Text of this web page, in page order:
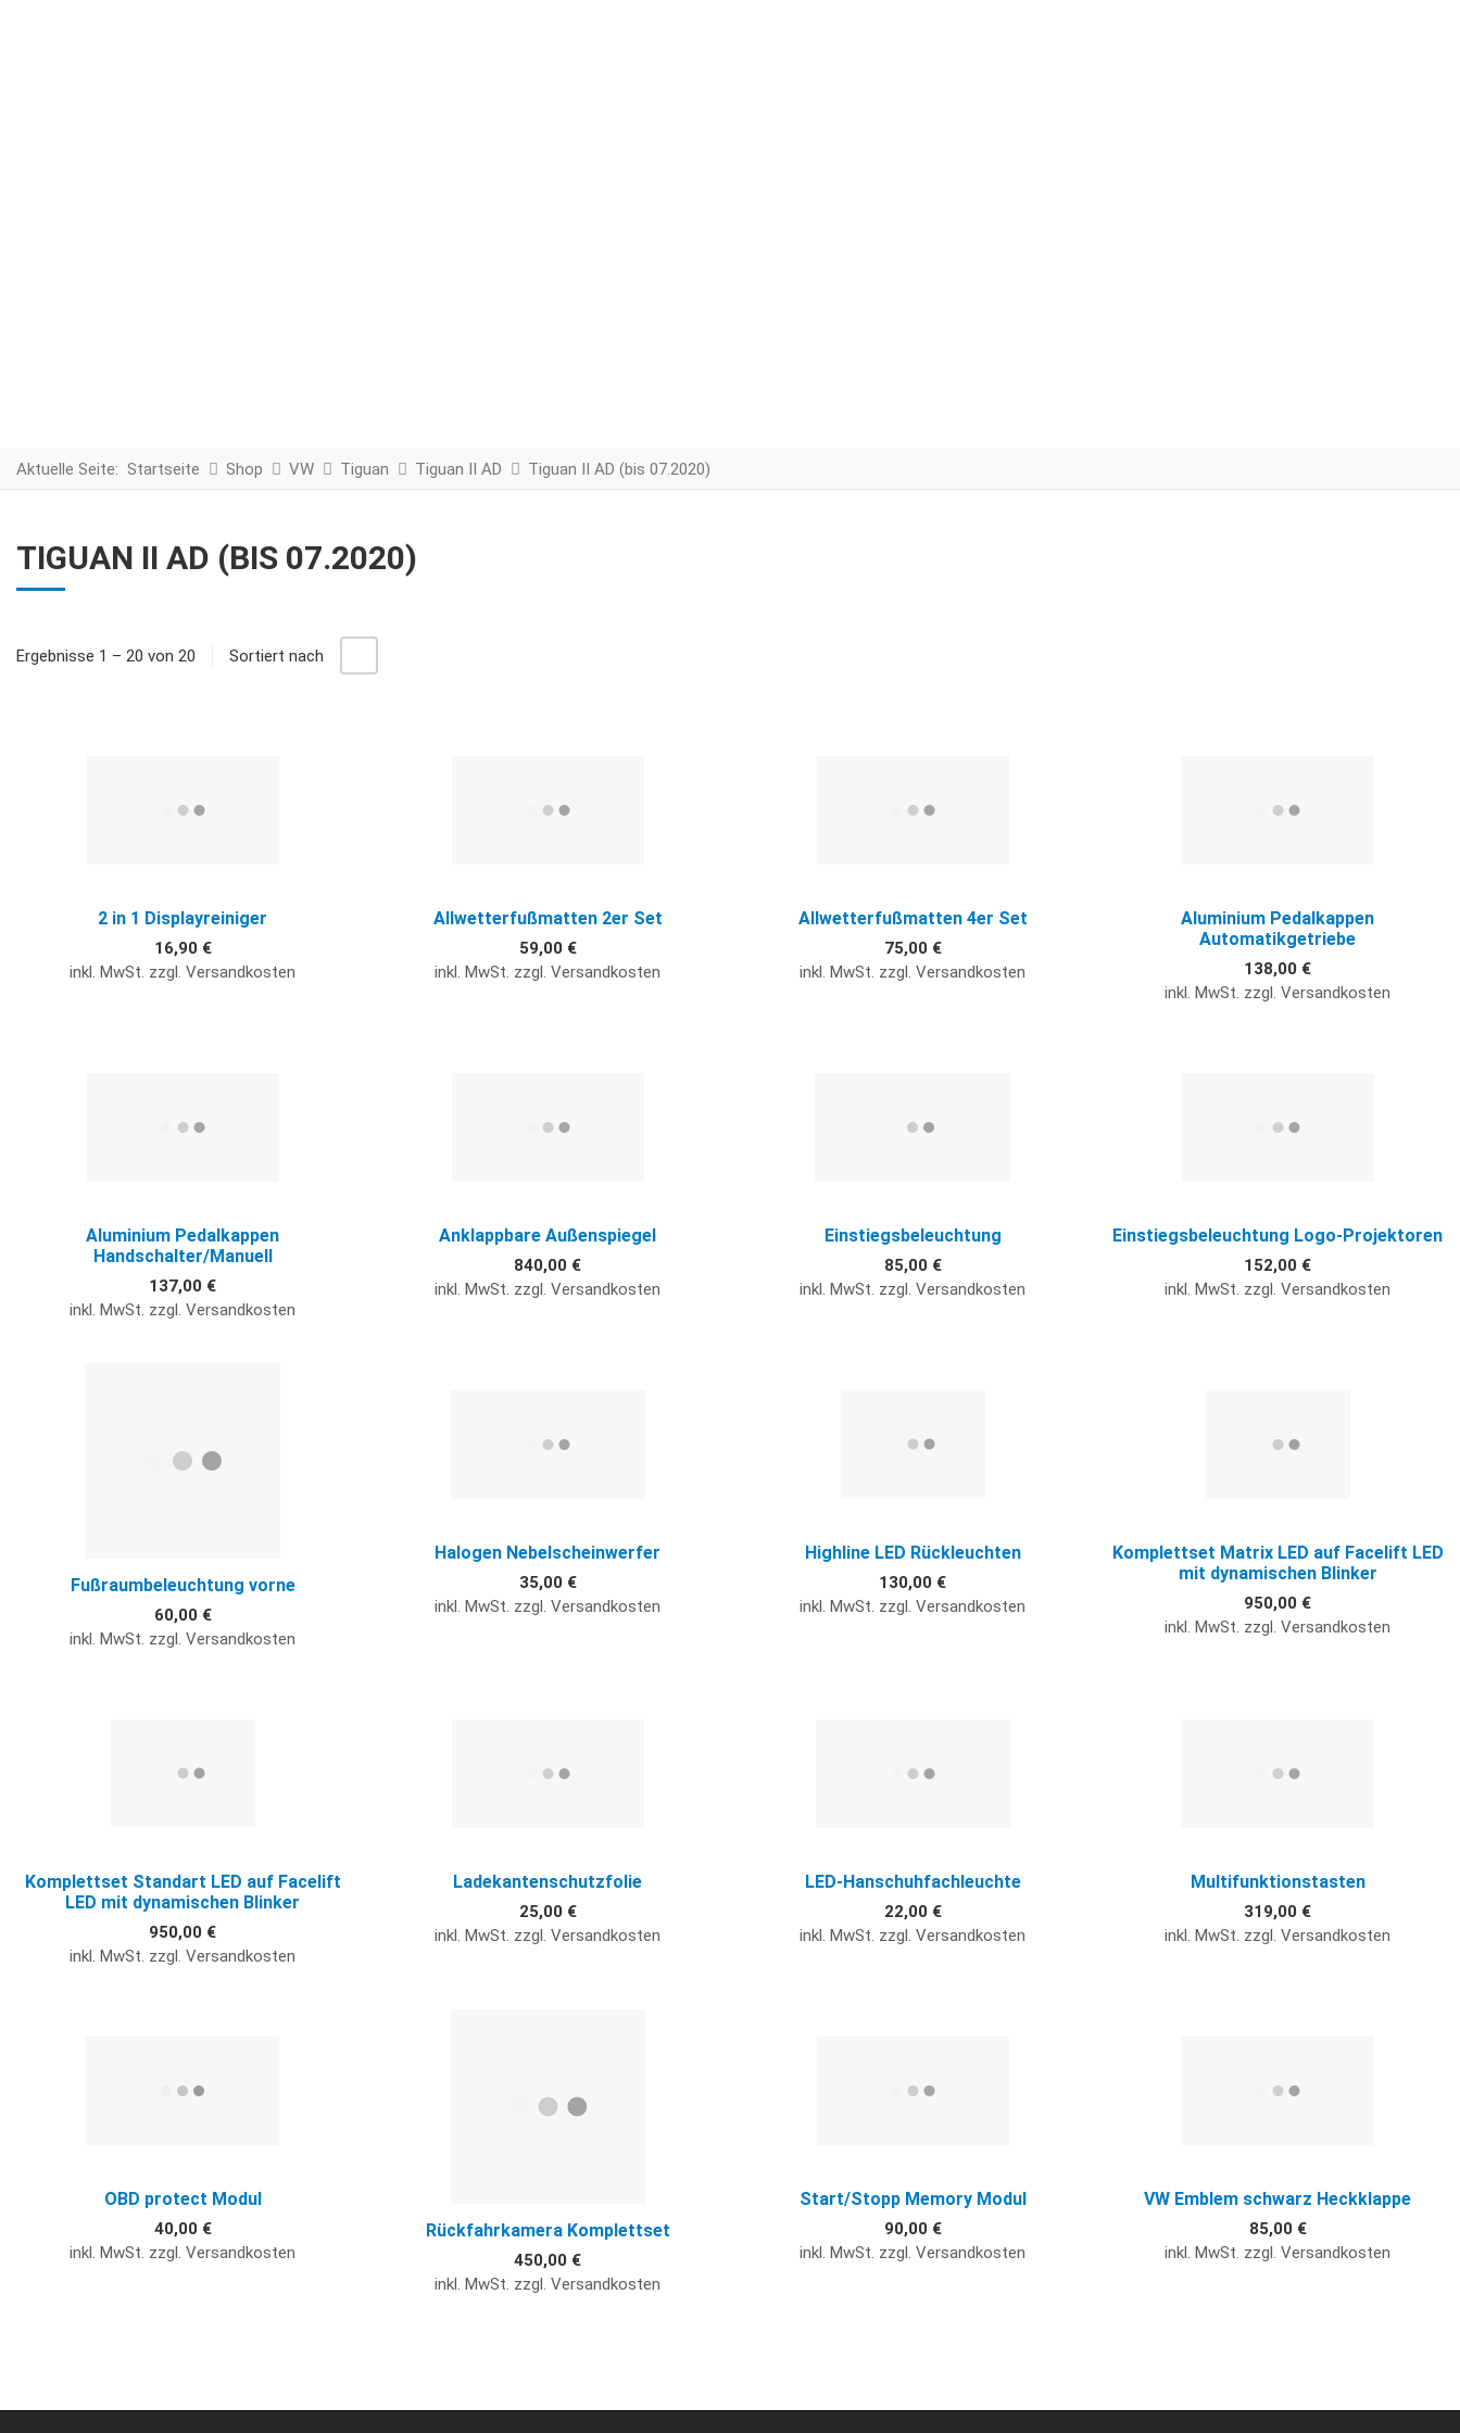
Aktuelle Seite: Startseite Shop VW Tiguan Tiguan II AD Tiguan II AD (bis 07.2020)
TIGUAN II AD (BIS 07.2020)
Ergebnisse 1 – 20 von 20 Sortiert nach
2 in 1 Displayreiniger
16,90 €
inkl. MwSt. zzgl. Versandkosten
Allwetterfußmatten 2er Set
59,00 €
inkl. MwSt. zzgl. Versandkosten
Allwetterfußmatten 4er Set
75,00 €
inkl. MwSt. zzgl. Versandkosten
Aluminium Pedalkappen
Automatikgetriebe
138,00 €
inkl. MwSt. zzgl. Versandkosten
Aluminium Pedalkappen
Handschalter/Manuell
137,00 €
inkl. MwSt. zzgl. Versandkosten
Anklappbare Außenspiegel
840,00 €
inkl. MwSt. zzgl. Versandkosten
Einstiegsbeleuchtung
85,00 €
inkl. MwSt. zzgl. Versandkosten
Einstiegsbeleuchtung Logo-Projektoren
152,00 €
inkl. MwSt. zzgl. Versandkosten
Fußraumbeleuchtung vorne
60,00 €
inkl. MwSt. zzgl. Versandkosten
Halogen Nebelscheinwerfer
35,00 €
inkl. MwSt. zzgl. Versandkosten
Highline LED Rückleuchten
130,00 €
inkl. MwSt. zzgl. Versandkosten
Komplettset Matrix LED auf Facelift LED
mit dynamischen Blinker
950,00 €
inkl. MwSt. zzgl. Versandkosten
Komplettset Standart LED auf Facelift
LED mit dynamischen Blinker
950,00 €
inkl. MwSt. zzgl. Versandkosten
Ladekantenschutzfolie
25,00 €
inkl. MwSt. zzgl. Versandkosten
LED-Hanschuhfachleuchte
22,00 €
inkl. MwSt. zzgl. Versandkosten
Multifunktionstasten
319,00 €
inkl. MwSt. zzgl. Versandkosten
OBD protect Modul
40,00 €
inkl. MwSt. zzgl. Versandkosten
Rückfahrkamera Komplettset
450,00 €
inkl. MwSt. zzgl. Versandkosten
Start/Stopp Memory Modul
90,00 €
inkl. MwSt. zzgl. Versandkosten
VW Emblem schwarz Heckklappe
85,00 €
inkl. MwSt. zzgl. Versandkosten